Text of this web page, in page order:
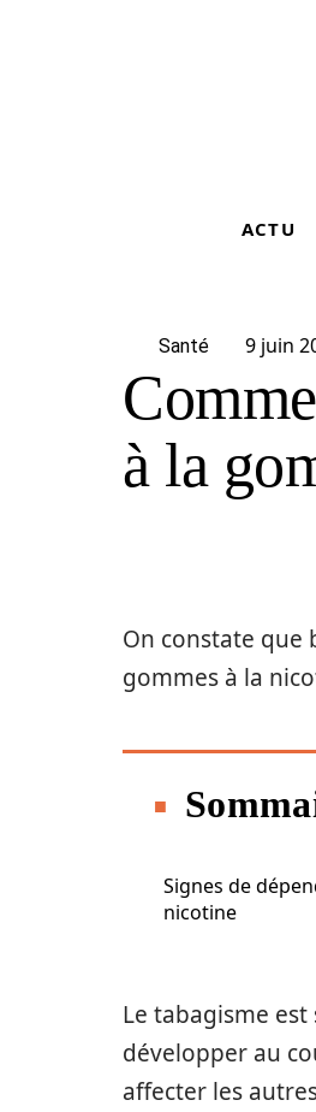
ACTU
Santé 9 juin
à la
On constate que
gommes à la
Signes de
nicotine
Le tabagisme est
développer au
affecter les